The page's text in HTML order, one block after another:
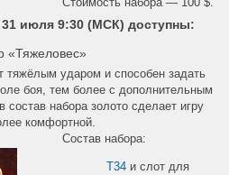
июля 9:30 (МСК) доступны:
«Тяжеловес»
тяжёлым ударом и способен задать
боя, тем более с дополнительным
набора золото сделает игру
комфортной.
Состав набора:
T34 и слот для